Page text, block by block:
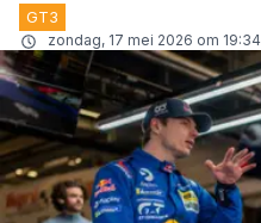
GT3
zondag, 17 mei 2026 om 19:34